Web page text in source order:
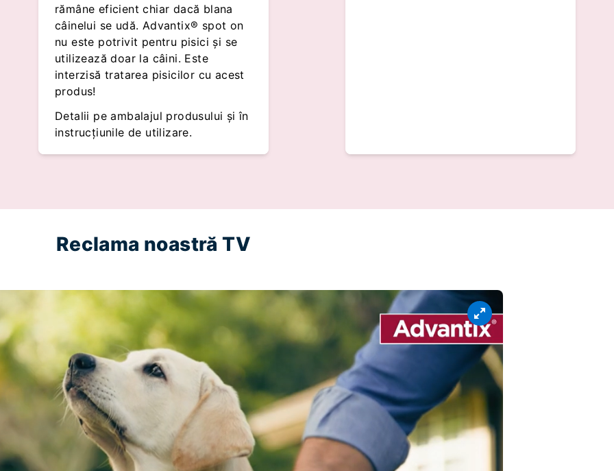
rămâne eficient chiar dacă blana
câinelui se udă. Advantix® spot on
nu este potrivit pentru pisici și se
utilizează doar la câini. Este
interzisă tratarea pisicilor cu acest
produs!
Detalii pe ambalajul produsului și în
instrucțiunile de utilizare.
Reclama noastră TV